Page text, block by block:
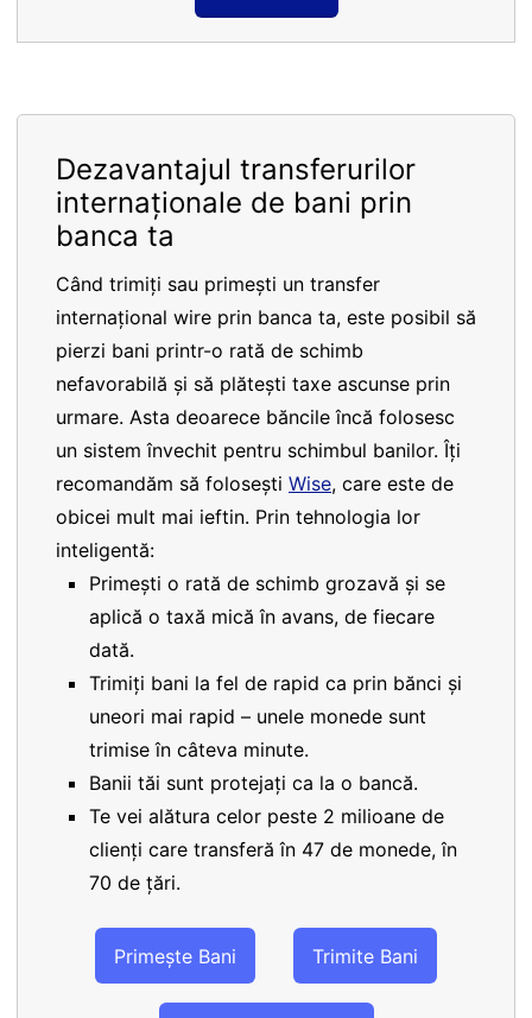
Dezavantajul transferurilor
internaționale de bani prin
banca ta
Când trimiți sau primești un transfer
internațional wire prin banca ta, este posibil să
pierzi bani printr-o rată de schimb
nefavorabilă și să plătești taxe ascunse prin
urmare. Asta deoarece băncile încă folosesc
un sistem învechit pentru schimbul banilor. Îți
recomandăm să folosești Wise, care este de
obicei mult mai ieftin. Prin tehnologia lor
inteligentă:
Primești o rată de schimb grozavă și se
aplică o taxă mică în avans, de fiecare
dată.
Trimiți bani la fel de rapid ca prin bănci și
uneori mai rapid – unele monede sunt
trimise în câteva minute.
Banii tăi sunt protejați ca la o bancă.
Te vei alătura celor peste 2 milioane de
clienți care transferă în 47 de monede, în
70 de țări.
Primește Bani Trimite Bani